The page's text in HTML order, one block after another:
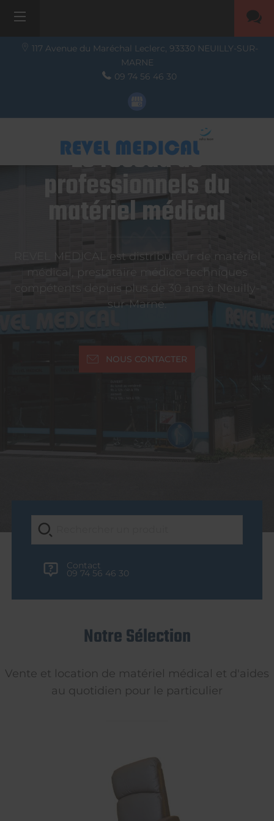
117 Avenue du Maréchal Leclerc, 93330 NEUILLY-SUR-
MARNE
09 74 56 46 30
Le réseau de
professionnels du
matériel médical
REVEL MEDICAL est distributeur de matériel
médical, prestataire médico-techniques
compétents depuis plus de 30 ans à Neuilly-
sur-Marne.
NOUS CONTACTER
Contact
09 74 56 46 30
Notre Sélection
Vente et location de matériel médical et d'aides
au quotidien pour le particulier